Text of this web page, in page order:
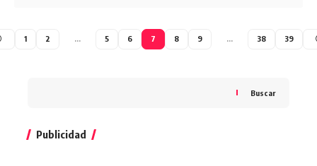
1 2 … 5 6 7 8 9 … 38 39
Buscar
Publicidad